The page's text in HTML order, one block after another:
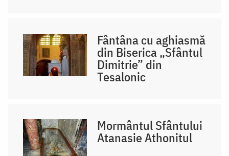
Fântâna cu aghiasmă
din Biserica „Sfântul
Dimitrie” din
Tesalonic
Mormântul Sfântului
Atanasie Athonitul